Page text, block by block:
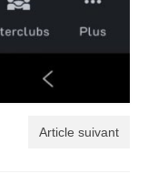
Article suivant